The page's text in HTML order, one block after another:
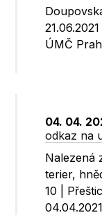
ÚMČ
04. 04.
odkaz na
Nalezená
terier,
10 |